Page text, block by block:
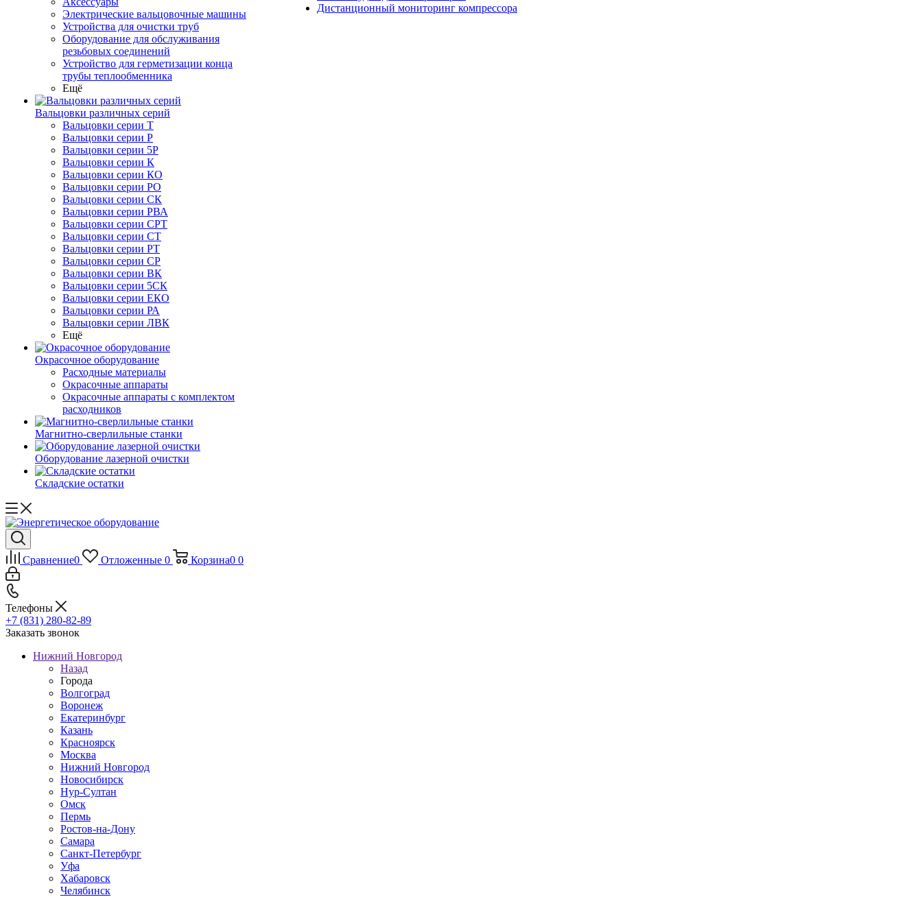
Электрические вальцовочные машины
Устройства для очистки труб
Оборудование для обслуживания
резьбовых соединений
Устройство для герметизации конца
трубы теплообменника
Ещё
Вальцовки различных серий
Вальцовки серии Т
Вальцовки серии Р
Вальцовки серии 5Р
Вальцовки серии К
Вальцовки серии КО
Вальцовки серии РО
Вальцовки серии СК
Вальцовки серии РВА
Вальцовки серии СРТ
Вальцовки серии СТ
Вальцовки серии РТ
Вальцовки серии СР
Вальцовки серии ВК
Вальцовки серии 5СК
Вальцовки серии ЕКО
Вальцовки серии РА
Вальцовки серии ЛВК
Ещё
Окрасочное оборудование
Расходные материалы
Окрасочные аппараты
Окрасочные аппараты с комплектом
расходников
Магнитно-сверлильные станки
Оборудование лазерной очистки
Складские остатки
Дистанционный мониторинг компрессора
Сравнение0 Отложенные 0 Корзина0 0
Телефоны
+7 (831) 280-82-89
Заказать звонок
Нижний Новгород
Назад
Города
Волгоград
Воронеж
Екатеринбург
Казань
Красноярск
Москва
Нижний Новгород
Новосибирск
Нур-Султан
Омск
Пермь
Ростов-на-Дону
Самара
Санкт-Петербург
Уфа
Хабаровск
Челябинск